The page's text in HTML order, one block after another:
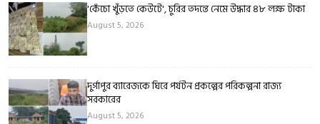
'কেঁচো খুঁড়তে কেউটে', চুরির তদন্তে নেমে উদ্ধার ৪৮ লক্ষ টাকা
August 5, 2026
দুর্গাপুর ব্যারেজকে ঘিরে পর্যটন প্রকল্পের পরিকল্পনা রাজ্য
সরকারের
August 5, 2026